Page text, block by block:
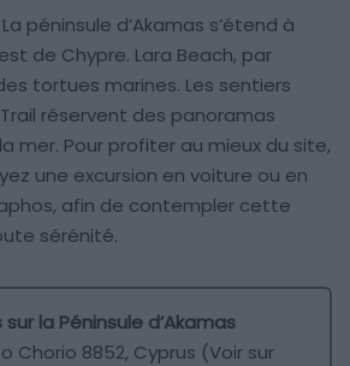
La péninsule d’Akamas s’étend à
de Chypre. Lara Beach, par
tortues marines. Les sentiers
réservent des panoramas
mer. Pour profiter au mieux du site,
une excursion en voiture ou en
afin de contempler cette
sérénité.
la Péninsule d’Akamas
Chorio 8852, Cyprus (Voir sur